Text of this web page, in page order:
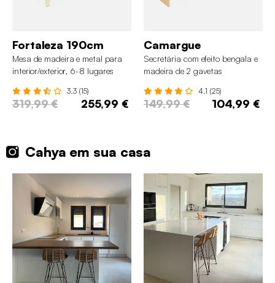
Fortaleza 190cm
Mesa de madeira e metal para
interior/exterior, 6-8 lugares
3.3 (15)
319,99 € 255,99 €
Camargue
Secretária com efeito bengala e
madeira de 2 gavetas
4.1 (25)
149,99 € 104,99 €
Cahya em sua casa